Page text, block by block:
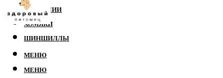
РЕПТИЛИИ
ХОМЯКИ
ШИНШИЛЛЫ
МЕНЮ
МЕНЮ